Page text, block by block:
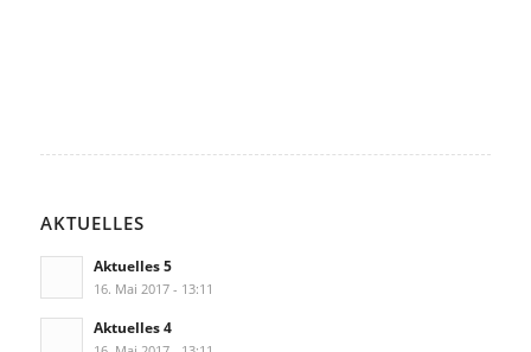
AKTUELLES
Aktuelles 5
16. Mai 2017 - 13:11
Aktuelles 4